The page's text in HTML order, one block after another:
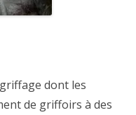
dont les
de griffoirs à des